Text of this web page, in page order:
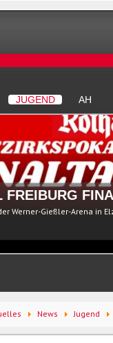
JUGEND AH
Werner-Gießler-Arena in
News Jugend